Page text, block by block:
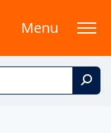
Menu